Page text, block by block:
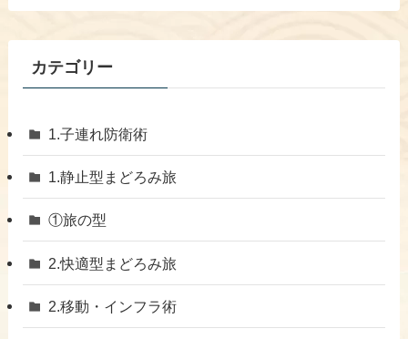
カテゴリー
1.子連れ防衛術
1.静止型まどろみ旅
①旅の型
2.快適型まどろみ旅
​2.移動・インフラ術